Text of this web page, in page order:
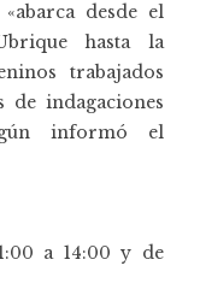
desde el
hasta la
trabajados
de indagaciones
informó el
a 14:00 y de